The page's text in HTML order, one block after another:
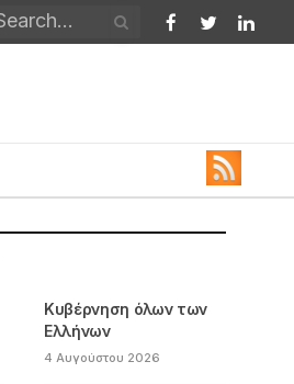
Facebook
Twitter
Κυβέρνηση όλων των
Ελλήνων
4 Αυγούστου 2026